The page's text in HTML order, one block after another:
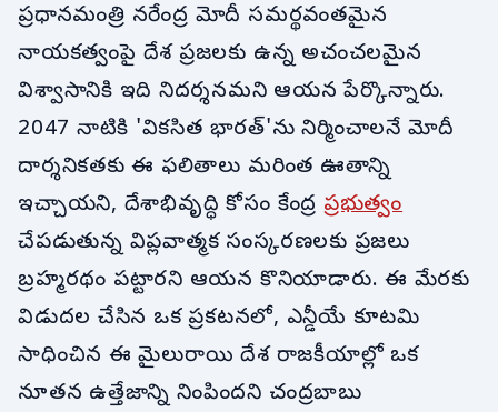
ప్రధానమంత్రి నరేంద్ర మోదీ సమర్థవంతమైన
నాయకత్వంపై దేశ ప్రజలకు ఉన్న అచంచలమైన
విశ్వాసానికి ఇది నిదర్శనమని ఆయన పేర్కొన్నారు.
2047 నాటికి 'వికసిత భారత్'ను నిర్మించాలనే మోదీ
దార్శనికతకు ఈ ఫలితాలు మరింత ఊతాన్ని
ఇచ్చాయని, దేశాభివృద్ధి కోసం కేంద్ర ప్రభుత్వం
చేపడుతున్న విప్లవాత్మక సంస్కరణలకు ప్రజలు
బ్రహ్మరథం పట్టారని ఆయన కొనియాడారు. ఈ మేరకు
విడుదల చేసిన ఒక ప్రకటనలో, ఎన్డీయే కూటమి
సాధించిన ఈ మైలురాయి దేశ రాజకీయాల్లో ఒక
నూతన ఉత్తేజాన్ని నింపిందని చంద్రబాబు